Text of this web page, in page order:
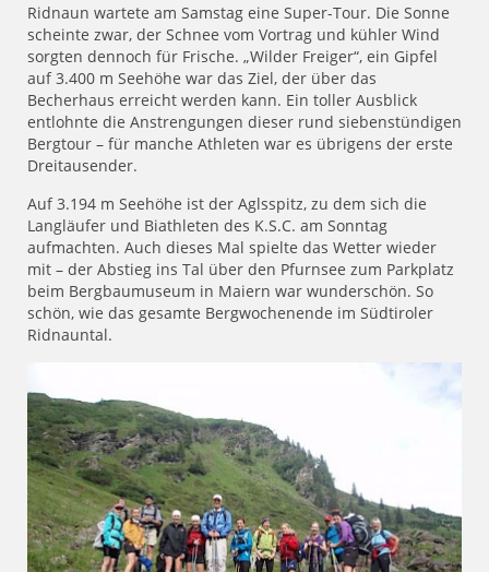
Ridnaun wartete am Samstag eine Super-Tour. Die Sonne
scheinte zwar, der Schnee vom Vortrag und kühler Wind
sorgten dennoch für Frische. „Wilder Freiger“, ein Gipfel
auf 3.400 m Seehöhe war das Ziel, der über das
Becherhaus erreicht werden kann. Ein toller Ausblick
entlohnte die Anstrengungen dieser rund siebenstündigen
Bergtour – für manche Athleten war es übrigens der erste
Dreitausender.
Auf 3.194 m Seehöhe ist der Aglsspitz, zu dem sich die
Langläufer und Biathleten des K.S.C. am Sonntag
aufmachten. Auch dieses Mal spielte das Wetter wieder
mit – der Abstieg ins Tal über den Pfurnsee zum Parkplatz
beim Bergbaumuseum in Maiern war wunderschön. So
schön, wie das gesamte Bergwochenende im Südtiroler
Ridnauntal.